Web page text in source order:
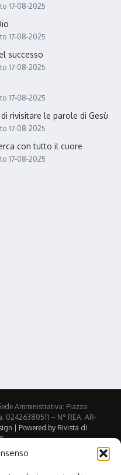
17-08-2025
17-08-2025
successo
17-08-2025
17-08-2025
rivisitare le parole di Gesù
17-08-2025
con tutto il cuore
17-08-2025
Amministrativa: Piazza
02426380511 – N° REA: AR-
| Powered by Rivista di
eBook